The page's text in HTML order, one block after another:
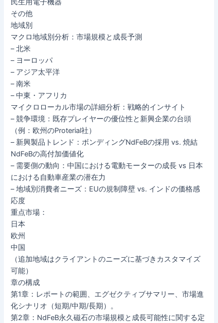
民生用電子機器
その他
地域別
マクロ地域別分析：市場規模と成長予測
– 北米
– ヨーロッパ
– アジア太平洋
– 南米
– 中東・アフリカ
マイクロローカル市場の詳細分析：戦略的インサイト
– 競争環境：既存プレイヤーの優位性と新興企業の台頭
（例：欧州のProterial社）
– 新興製品トレンド：ボンディングNdFeBの採用 vs. 焼結
NdFeBの高付加価値化
– 需要側の動向：中国における電動モーターの成長 vs 日本
における自動車産業の潜在力
– 地域別消費者ニーズ：EUの規制障壁 vs. インドの価格感
応度
重点市場：
日本
欧州
中国
（追加地域はクライアントのニーズに基づきカスタマイズ
可能）
章の構成
第1章：レポートの範囲、エグゼクティブサマリー、市場進
化シナリオ（短期/中期/長期）。
第2章：NdFeB永久磁石の市場規模と成長可能性に関する定